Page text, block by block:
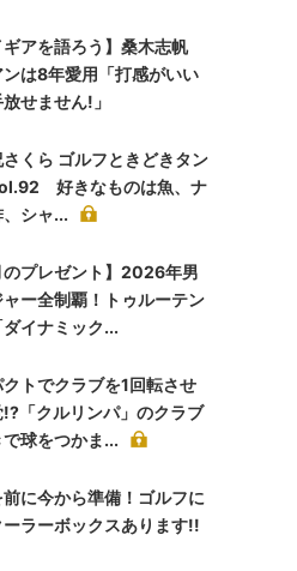
ギアを語ろう】桑木志帆
ンは8年愛用「打感がいい
せません!」
さくら ゴルフときどきタン
好きなものは魚、ナ
シャ...
のプレゼント】2026年男
ー全制覇！トゥルーテン
イナミック...
クトでクラブを1回転させ
!?「クルリンパ」のクラブ
で球をつかま...
に今から準備！ゴルフに
ーラーボックスあります!!